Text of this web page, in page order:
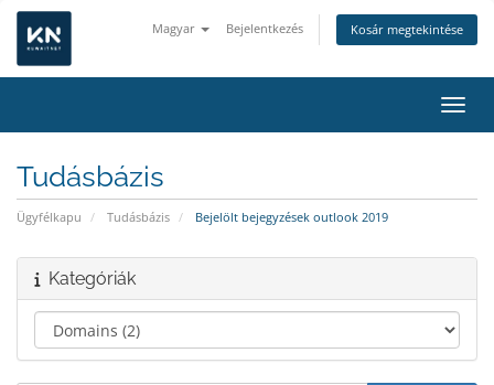
Magyar Bejelentkezés Kosár megtekintése
Tudásbázis
Ügyfélkapu Tudásbázis Bejelölt bejegyzések outlook 2019
Kategóriák